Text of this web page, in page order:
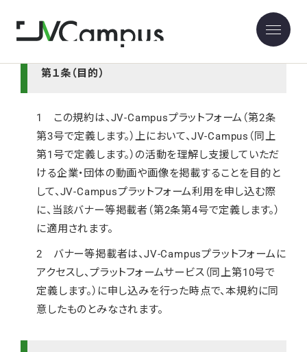
第１条（目的）
1 この規約は、JV-Campusプラットフォーム（第2条
第3号で定義します。）上において、JV-Campus（同上
第1号で定義します。）の活動を理解し支援していただ
ける企業・団体の動画や画像を掲載することを目的と
して、JV-Campusプラットフォーム利用を申し込む際
に、当該バナー等掲載者（第2条第4号で定義します。）
に適用されます。
2 バナー等掲載者は、JV-Campusプラットフォームに
アクセスし、プラットフォームサービス（同上第10号で
定義します。）に申し込みを行った時点で、本規約に同
意したものとみなされます。